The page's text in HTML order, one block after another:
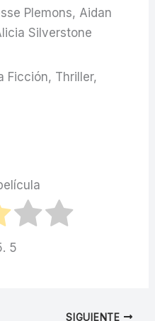
Plemons, Aidan
Silverstone
Ficción, Thriller,
5
SIGUIENTE